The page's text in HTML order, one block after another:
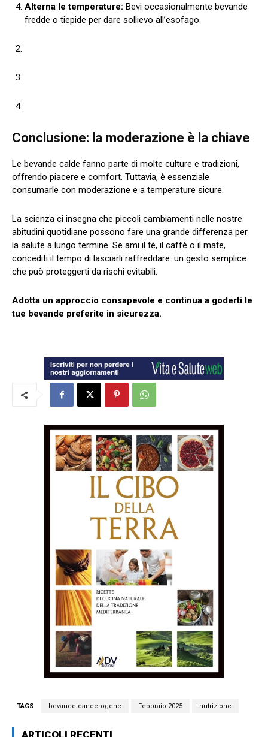
Alterna le temperature: Bevi occasionalmente bevande
fredde o tiepide per dare sollievo all’esofago.
Conclusione: la moderazione è la chiave
Le bevande calde fanno parte di molte culture e tradizioni,
offrendo piacere e comfort. Tuttavia, è essenziale
consumarle con moderazione e a temperature sicure.
La scienza ci insegna che piccoli cambiamenti nelle nostre
abitudini quotidiane possono fare una grande differenza per
la salute a lungo termine. Se ami il tè, il caffè o il mate,
concediti il tempo di lasciarli raffreddare: un gesto semplice
che può proteggerti da rischi evitabili.
Adotta un approccio consapevole e continua a goderti le
tue bevande preferite in sicurezza.
TAGS bevande cancerogene Febbraio 2025 nutrizione